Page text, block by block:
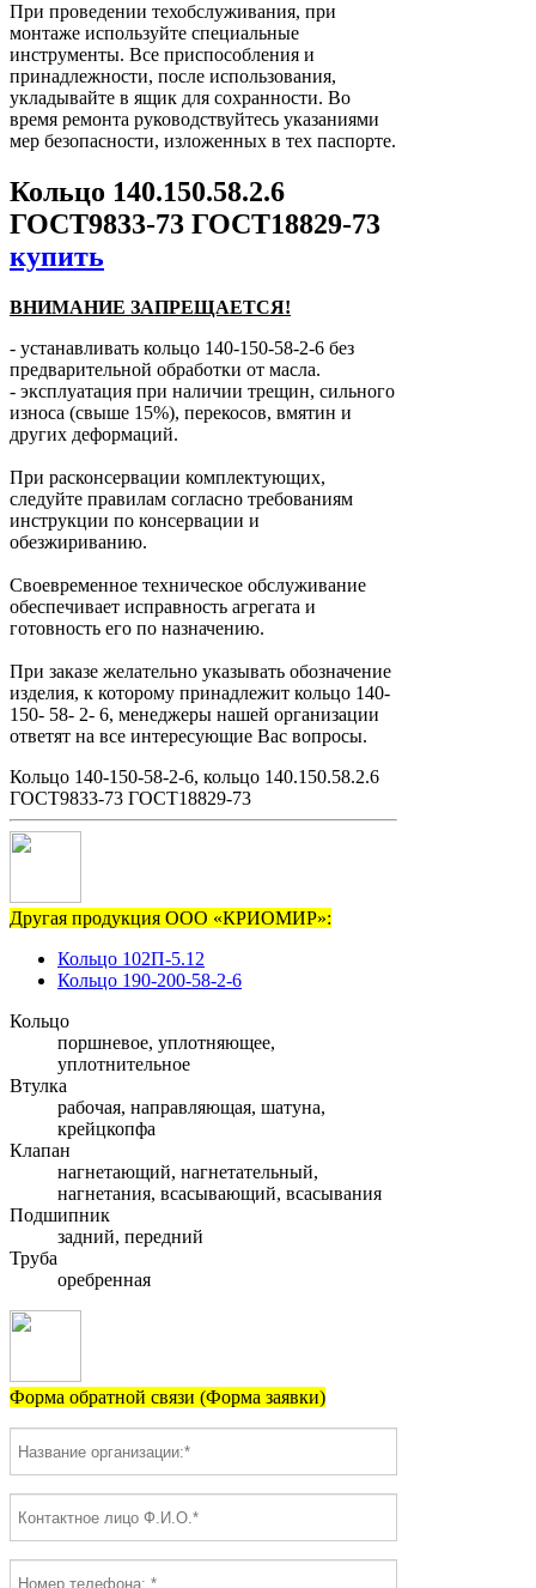
При проведении техобслуживания, при
монтаже используйте специальные
инструменты. Все приспособления и
принадлежности, после использования,
укладывайте в ящик для сохранности. Во
время ремонта руководствуйтесь указаниями
мер безопасности, изложенных в тех паспорте.
Кольцо 140.150.58.2.6
ГОСТ9833-73 ГОСТ18829-73
купить
ВНИМАНИЕ ЗАПРЕЩАЕТСЯ!
- устанавливать кольцо 140-150-58-2-6 без
предварительной обработки от масла.
- эксплуатация при наличии трещин, сильного
износа (свыше 15%), перекосов, вмятин и
других деформаций.
При расконсервации комплектующих,
следуйте правилам согласно требованиям
инструкции по консервации и
обезжириванию.
Своевременное техническое обслуживание
обеспечивает исправность агрегата и
готовность его по назначению.
При заказе желательно указывать обозначение
изделия, к которому принадлежит кольцо 140-
150- 58- 2- 6, менеджеры нашей организации
ответят на все интересующие Вас вопросы.
Кольцо 140-150-58-2-6, кольцо 140.150.58.2.6
ГОСТ9833-73 ГОСТ18829-73
Другая продукция ООО «КРИОМИР»:
Кольцо 102П-5.12
Кольцо 190-200-58-2-6
Кольцо
поршневое, уплотняющее,
уплотнительное
Втулка
рабочая, направляющая, шатуна,
крейцкопфа
Клапан
нагнетающий, нагнетательный,
нагнетания, всасывающий, всасывания
Подшипник
задний, передний
Труба
оребренная
Форма обратной связи (Форма заявки)